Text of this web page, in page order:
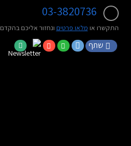
03-3820736
התקשרו או מלאו פרטים ונחזור אליכם בהקדם
שתף